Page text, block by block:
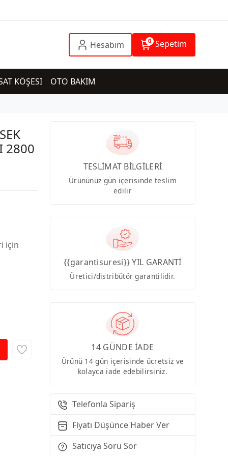
Hesabım 0 Sepetim
KÖŞESI OTO BAKIM
2800
için
TESLİMAT BİLGİLERİ
Ürününüz gün içerisinde teslim
edilir
{{garantisuresi}} YIL GARANTİ
Üretici/distribütör garantilidir.
14 GÜNDE İADE
Ürünü 14 gün içerisinde ücretsiz ve
kolayca iade edebilirsiniz.
Telefonla Sipariş
Fiyatı Düşünce Haber Ver
Satıcıya Soru Sor